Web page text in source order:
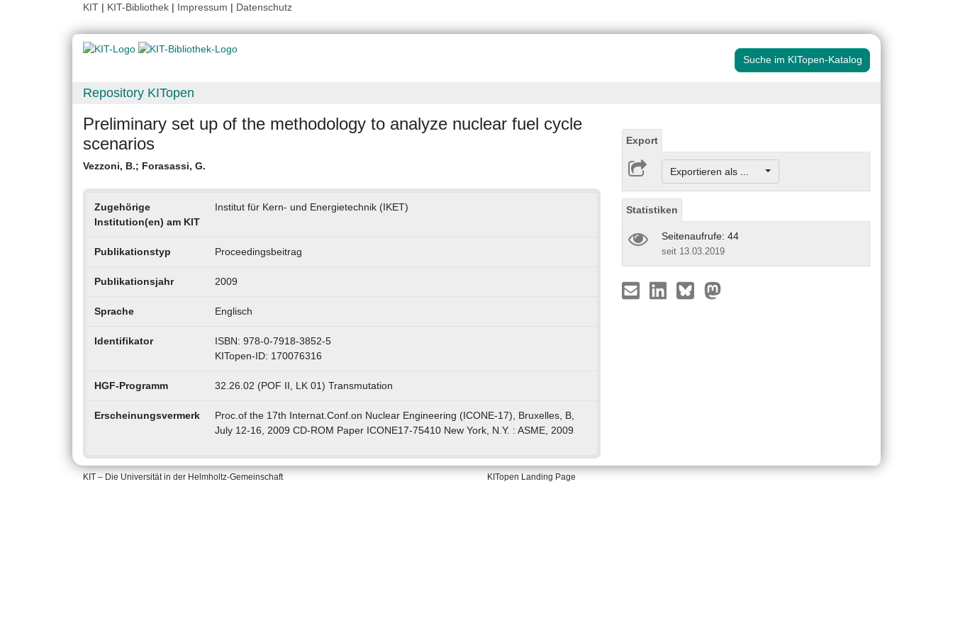
KIT | KIT-Bibliothek | Impressum | Datenschutz
Suche im KITopen-Katalog
Repository KITopen
Preliminary set up of the methodology to analyze nuclear fuel cycle
scenarios
Vezzoni, B.; Forasassi, G.
Zugehörige
Institution(en) am KIT
Institut für Kern- und Energietechnik (IKET)
Publikationstyp Proceedingsbeitrag
Publikationsjahr 2009
Sprache Englisch
Identifikator
ISBN: 978-0-7918-3852-5
KITopen-ID: 170076316
HGF-Programm 32.26.02 (POF II, LK 01) Transmutation
Erscheinungsvermerk
Proc.of the 17th Internat.Conf.on Nuclear Engineering (ICONE-17), Bruxelles, B,
July 12-16, 2009 CD-ROM Paper ICONE17-75410 New York, N.Y. : ASME, 2009
Export
Exportieren als ...
Statistiken
Seitenaufrufe: 44
seit 13.03.2019
KIT – Die Universität in der Helmholtz-Gemeinschaft KITopen Landing Page